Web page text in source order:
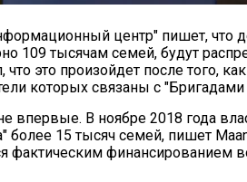
центр" пишет, что
109 тысячам семей, будут
это произойдет после того,
которых связаны с "Бригадами
впервые. В ноябре 2018 года
более 15 тысяч семей, пишет
фактическим финансированием